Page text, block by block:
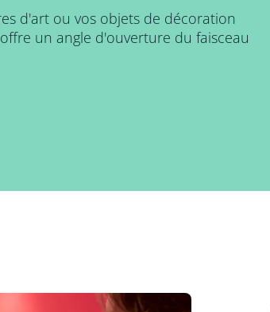
d'art ou vos objets de décoration
un angle d'ouverture du faisceau